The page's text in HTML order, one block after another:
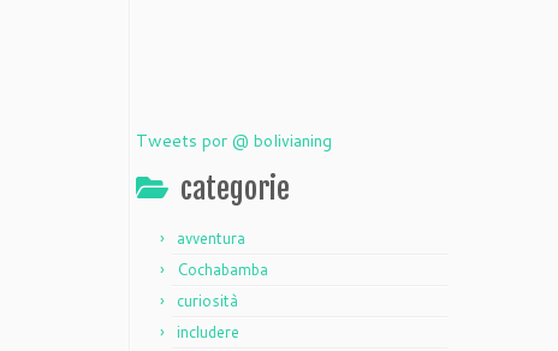
Tweets por @ bolivianing
categorie
avventura
Cochabamba
curiosità
includere